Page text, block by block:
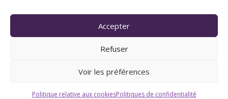
Accepter
Refuser
Voir les préférences
Politique relative aux cookiesPolitiques de confidentialité
Suivez Chrystellys